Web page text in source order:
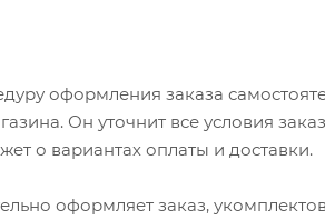
оформления заказа
Он уточнит все условия
о вариантах оплаты и доставки.
оформляет заказ,